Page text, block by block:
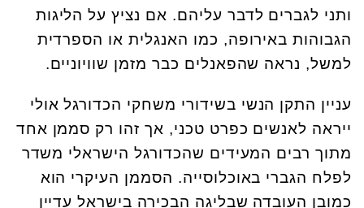
ותני לגברים לדבר עליהם. אם נציץ על הליגות
הגבוהות באירופה, כמו האנגלית או הספרדית
למשל, נראה שהפאנלים כבר מזמן שוויוניים.
עניין התקן הנשי בשידורי משחקי הכדורגל אולי
ייראה לאנשים כפרט טכני, אך זהו רק סממן אחד
מתוך רבים המעידים שהכדורגל הישראלי משדר
לפלח הגברי באוכלוסייה. הסממן העיקרי הוא
כמובן העובדה שבליגה הבכירה בישראל עדיין